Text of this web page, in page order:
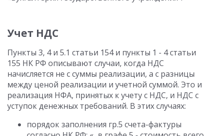
Учет НДС
Пункты 3, 4 и 5.1 статьи 154 и пункты 1 - 4 статьи
155 НК РФ описывают случаи, когда НДС
начисляется не с суммы реализации, а с разницы
между ценой реализации и учетной суммой. Это и
реализация НФА, принятых к учету с НДС, и НДС с
уступок денежных требований. В этих случаях:
порядок заполнения гр.5 счета-фактуры